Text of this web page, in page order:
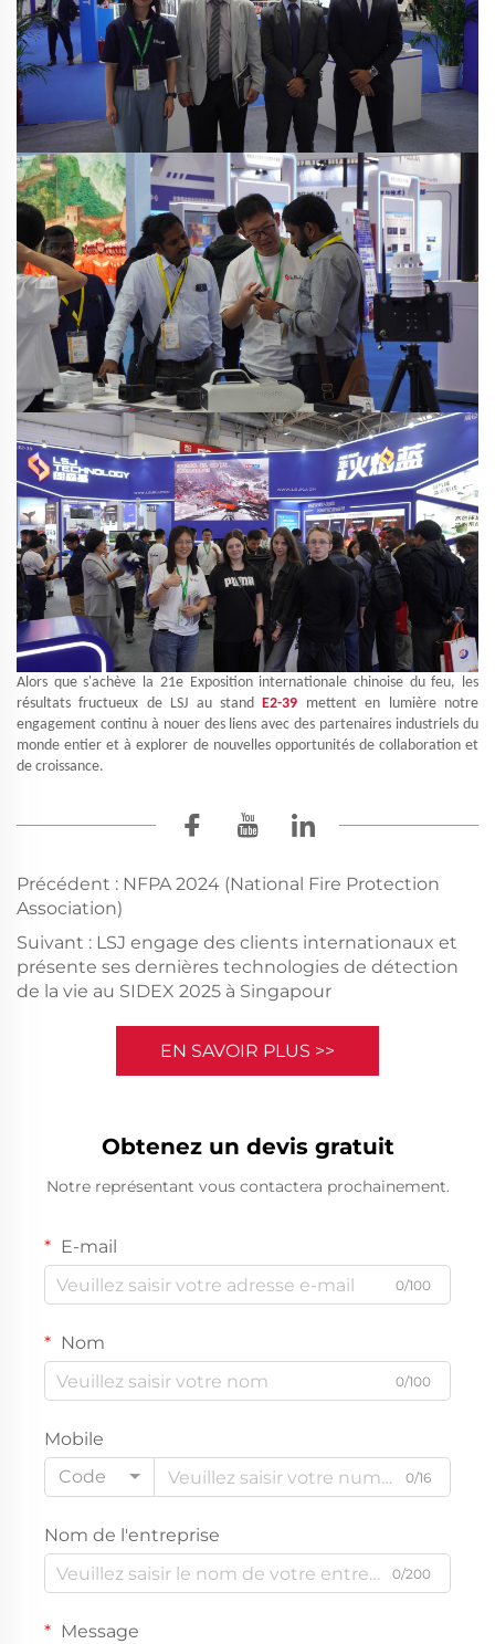
Alors que s'achève la 21e Exposition internationale chinoise du feu, les
résultats fructueux de LSJ au standE2-39 mettent en lumière notre
engagement continu à nouer des liens avec des partenaires industriels du
monde entier et à explorer de nouvelles opportunités de collaboration et
de croissance.
Précédent : NFPA 2024 (National Fire Protection
Association)
Suivant : LSJ engage des clients internationaux et
présente ses dernières technologies de détection
de la vie au SIDEX 2025 à Singapour
EN SAVOIR PLUS >>
Obtenez un devis gratuit
Notre représentant vous contactera prochainement.
E-mail
0/100
Nom
0/100
Mobile
Code
0/16
Nom de l'entreprise
0/200
Message